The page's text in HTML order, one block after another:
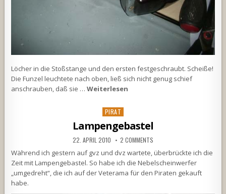
Löcher in die Stoßstange und den ersten festgeschraubt. Scheiße!
Die Funzel leuchtete nach oben, ließ sich nicht genug schief
anschrauben, daß sie …Weiterlesen
Posted
PIRAT
Lampengebastel
22. APRIL 2010 2 COMMENTS
Während ich gestern auf gvz und dvz wartete, überbrückte ich die
Zeit mit Lampengebastel. So habe ich die Nebelscheinwerfer
„umgedreht“, die ich auf der Veterama für den Piraten gekauft
habe.